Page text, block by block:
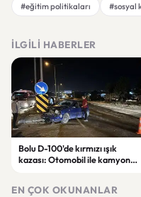
#eğitim politikaları
#sosyal
İLGILI HABERLER
Bolu D-100'de kırmızı ışık
kazası: Otomobil ile kamyon
EN ÇOK OKUNANLAR